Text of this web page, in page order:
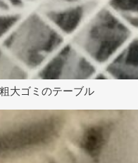
大ゴミのテーブル